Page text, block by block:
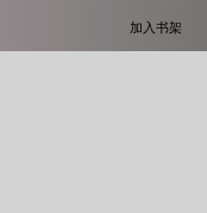
加入书架